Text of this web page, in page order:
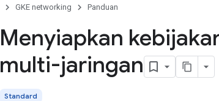
GKE networking
Panduan
Menyiapkan
multi-jaringan
Standard